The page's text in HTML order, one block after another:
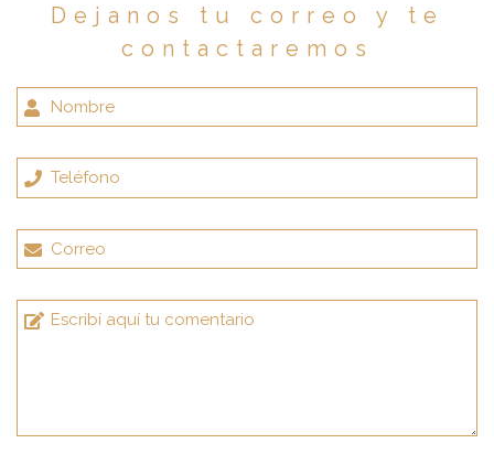
Dejanos tu correo y te
contactaremos